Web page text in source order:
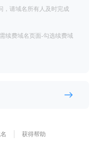
，请域名所有人及时完成
续费域名页面-勾选续费域
获得帮助